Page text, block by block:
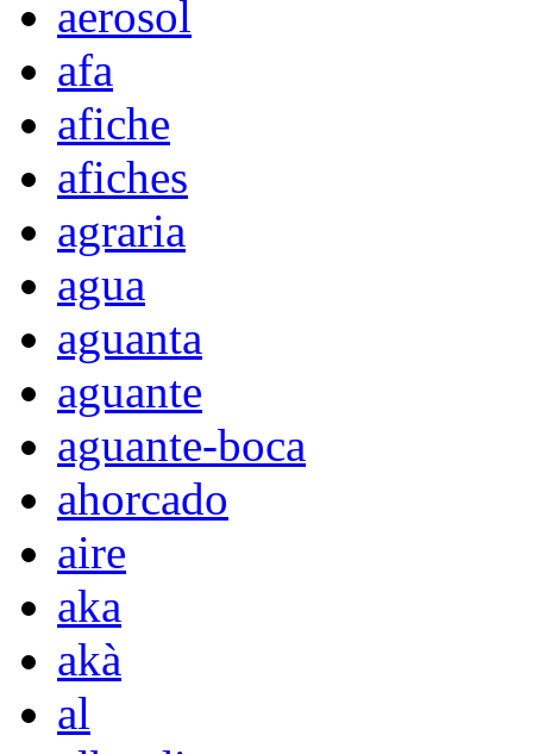
aerosol
afa
afiche
afiches
agraria
agua
aguanta
aguante
aguante-boca
ahorcado
aire
aka
akà
al